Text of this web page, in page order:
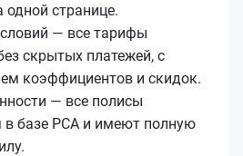
странице.
— все тарифы
скрытых платежей, с
коэффициентов и скидок.
— все полисы
в базе РСА и имеют полную